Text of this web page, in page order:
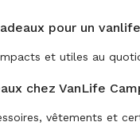
pour un
et utiles au
chez VanLife
vêtements et